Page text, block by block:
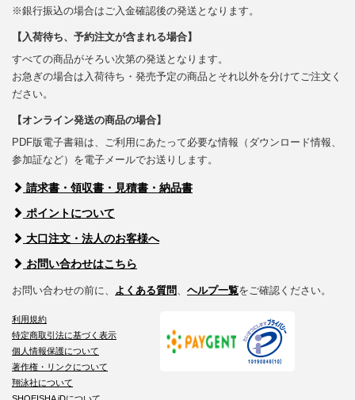
※銀行振込の場合はご入金確認後の発送となります。
【入荷待ち、予約注文が含まれる場合】
すべての商品がそろい次第の発送となります。
お急ぎの場合は入荷待ち・発売予定の商品とそれ以外を分けてご注文く
ださい。
【オンライン発送の商品の場合】
PDF版電子書籍は、ご利用にあたって必要な情報（ダウンロード情報、
参加証など）を電子メールでお送りします。
請求書・領収書・見積書・納品書
ポイントについて
大口注文・法人のお客様へ
お問い合わせはこちら
お問い合わせの前に、 よくある質問 ヘルプ一覧をご確認ください。
利用規約
特定商取引法に基づく表示
個人情報保護について
著作権・リンクについて
翔泳社について